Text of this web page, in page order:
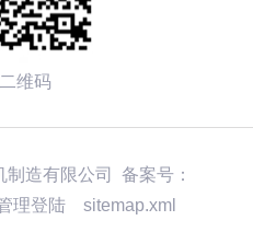
维码
造有限公司 备案号：
理登陆 sitemap.xml